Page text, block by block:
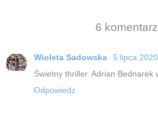
6
Wioleta Sadowska
5 lipca
Świetny thriller. Adrian Bednarek
Odpowiedz